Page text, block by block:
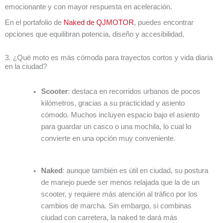
emocionante y con mayor respuesta en aceleración.
En el portafolio de Naked de QJMOTOR, puedes encontrar
opciones que equilibran potencia, diseño y accesibilidad.
3. ¿Qué moto es más cómoda para trayectos cortos y vida diaria
en la ciudad?
Scooter: destaca en recorridos urbanos de pocos
kilómetros, gracias a su practicidad y asiento
cómodo. Muchos incluyen espacio bajo el asiento
para guardar un casco o una mochila, lo cual lo
convierte en una opción muy conveniente.
Naked : aunque también es útil en ciudad, su postura
de manejo puede ser menos relajada que la de un
scooter, y requiere más atención al tráfico por los
cambios de marcha. Sin embargo, si combinas
ciudad con carretera, la naked te dará más